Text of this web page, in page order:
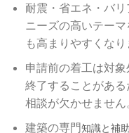
耐震・省エネ・バ
ニーズの高いテー
も高まりやすくなり
申請前の着工は対
終了することがあ
相談が欠かせません
建築の専門知識と補